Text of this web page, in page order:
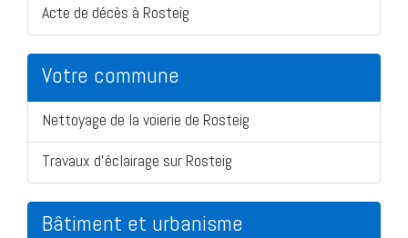
Acte de décès à Rosteig
Votre commune
Nettoyage de la voierie de Rosteig
Travaux d'éclairage sur Rosteig
Bâtiment et urbanisme